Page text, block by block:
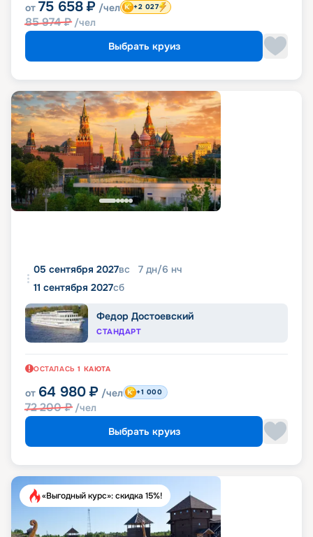
от 75 658 ₽ /чел
85 974₽ /чел
+2 027
Выбрать круиз
05 сентября 2027вс 7 дн/6 нч
11 сентября 2027сб
Федор Достоевский
СТАНДАРТ
ОСТАЛАСЬ 1 КАЮТА
от 64 980 ₽ /чел
72 200₽ /чел
+1 000
Выбрать круиз
«Выгодный курс»: скидка 15%!